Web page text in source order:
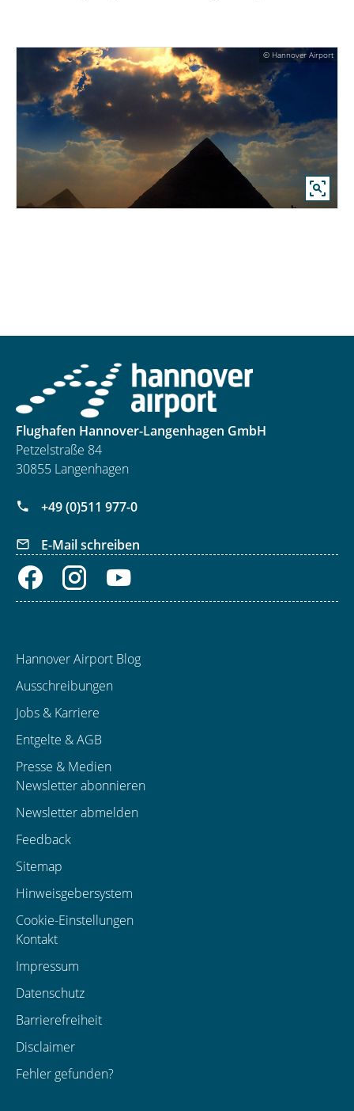
© Hannover Airport
Flughafen Hannover-Langenhagen GmbH
Petzelstraße 84
30855 Langenhagen
+49 (0)511 977-0
E-Mail schreiben
Hannover Airport Blog
Ausschreibungen
Jobs & Karriere
Entgelte & AGB
Presse & Medien
Newsletter abonnieren
Newsletter abmelden
Feedback
Sitemap
Hinweisgebersystem
Cookie-Einstellungen
Kontakt
Impressum
Datenschutz
Barrierefreiheit
Disclaimer
Fehler gefunden?